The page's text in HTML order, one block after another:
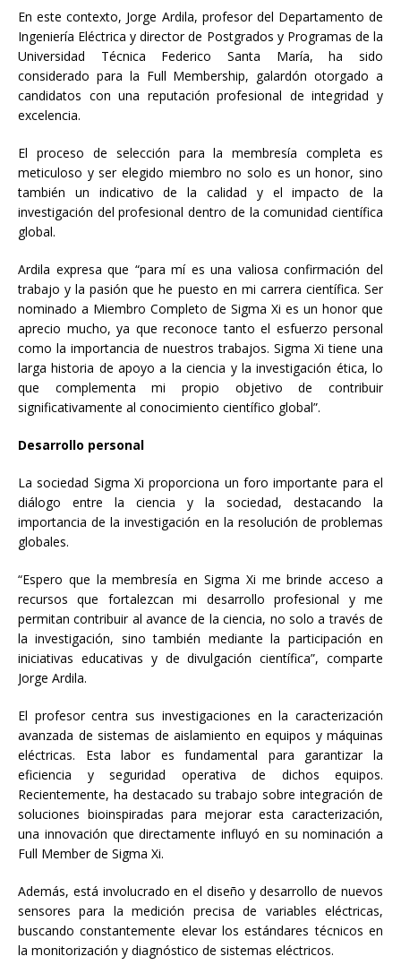
En este contexto, Jorge Ardila, profesor del Departamento de
Ingeniería Eléctrica y director de Postgrados y Programas de la
Universidad Técnica Federico Santa María, ha sido
considerado para la Full Membership, galardón otorgado a
candidatos con una reputación profesional de integridad y
excelencia.
El proceso de selección para la membresía completa es
meticuloso y ser elegido miembro no solo es un honor, sino
también un indicativo de la calidad y el impacto de la
investigación del profesional dentro de la comunidad científica
global.
Ardila expresa que “para mí es una valiosa confirmación del
trabajo y la pasión que he puesto en mi carrera científica. Ser
nominado a Miembro Completo de Sigma Xi es un honor que
aprecio mucho, ya que reconoce tanto el esfuerzo personal
como la importancia de nuestros trabajos. Sigma Xi tiene una
larga historia de apoyo a la ciencia y la investigación ética, lo
que complementa mi propio objetivo de contribuir
significativamente al conocimiento científico global”.
Desarrollo personal
La sociedad Sigma Xi proporciona un foro importante para el
diálogo entre la ciencia y la sociedad, destacando la
importancia de la investigación en la resolución de problemas
globales.
“Espero que la membresía en Sigma Xi me brinde acceso a
recursos que fortalezcan mi desarrollo profesional y me
permitan contribuir al avance de la ciencia, no solo a través de
la investigación, sino también mediante la participación en
iniciativas educativas y de divulgación científica”, comparte
Jorge Ardila.
El profesor centra sus investigaciones en la caracterización
avanzada de sistemas de aislamiento en equipos y máquinas
eléctricas. Esta labor es fundamental para garantizar la
eficiencia y seguridad operativa de dichos equipos.
Recientemente, ha destacado su trabajo sobre integración de
soluciones bioinspiradas para mejorar esta caracterización,
una innovación que directamente influyó en su nominación a
Full Member de Sigma Xi.
Además, está involucrado en el diseño y desarrollo de nuevos
sensores para la medición precisa de variables eléctricas,
buscando constantemente elevar los estándares técnicos en
la monitorización y diagnóstico de sistemas eléctricos.